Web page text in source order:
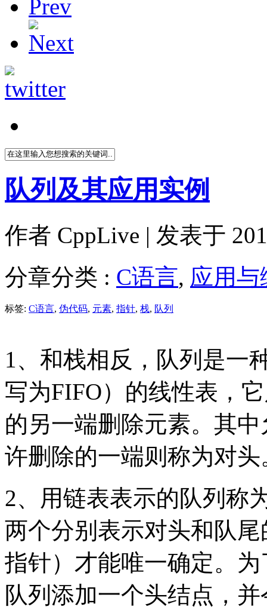
队列及其应用实例
作者 CppLive | 发表于
分章分类 : C语言, 应用与
标签: C语言, 伪代码, 元素, 指针, 栈, 队列
1、和栈相反，队列是一
写为FIFO）的线性表，
的另一端删除元素。其
许删除的一端则称为对头
2、用链表表示的队列称
两个分别表示对头和队
指针）才能唯一确定。
队列添加一个头结点，